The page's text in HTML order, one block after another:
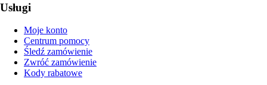
Usługi
Moje konto
Centrum pomocy
Śledź zamówienie
Zwróć zamówienie
Kody rabatowe